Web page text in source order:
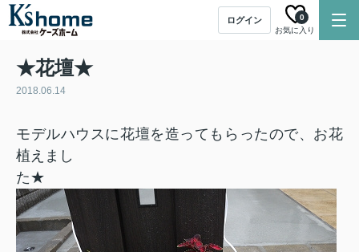
ログイン
お気に入り
0
★花壇★
2018.06.14
モデルハウスに花壇を造ってもらったので、お花
植えまし
た★